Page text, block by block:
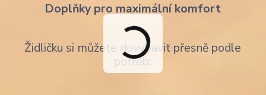
Doplňky pro maximální komfort
Židličku si můžete dovybavit přesně podle
potřeb: